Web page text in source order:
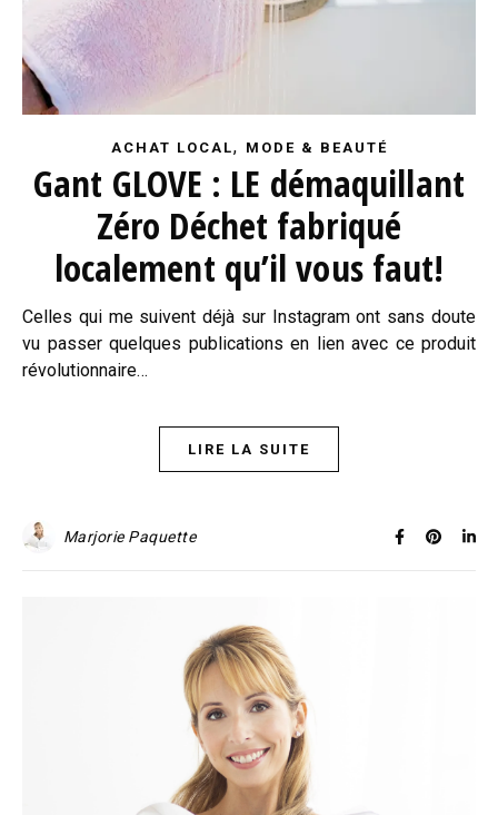
ACHAT LOCAL, MODE & BEAUTÉ
Gant GLOVE : LE démaquillant
Zéro Déchet fabriqué
localement qu’il vous faut!
Celles qui me suivent déjà sur Instagram ont sans doute
vu passer quelques publications en lien avec ce produit
révolutionnaire…
LIRE LA SUITE
Marjorie Paquette